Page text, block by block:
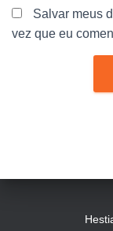
Salvar meus
vez que eu